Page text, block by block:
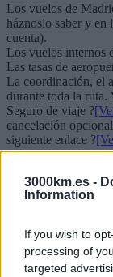
3000km.es -
Information
If you wish to
processing of
targeted
Los vuelos de
háznoslo saber y en
cuenta).
Los vuelos internos
Las tasas de
La coordinación, el
durante toda la
Seguro de viaje ?
cancelación
siguiente enlace ?
La asistencia
¿Qué incluye el
presupuesto?